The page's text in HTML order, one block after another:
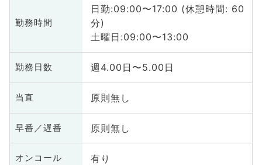
勤務時間
日勤:09:00〜17:00 (休憩時間: 60
分)
土曜日:09:00〜13:00
勤務日数 週4.00日〜5.00日
当直 原則無し
早番／遅番 原則無し
オンコール 有り